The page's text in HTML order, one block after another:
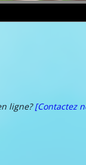
ligne?[Contactez